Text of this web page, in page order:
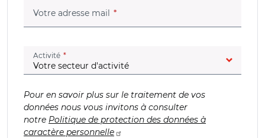
Votre adresse mail (champ obligatoire)
Activité (champ obligatoire)
Pour en savoir plus sur le traitement de vos
données nous vous invitons à consulter
notre Politique de protection des données à
caractère personnelle